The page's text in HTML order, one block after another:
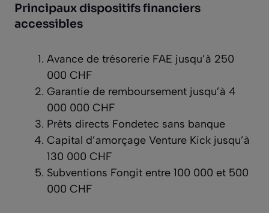
Principaux dispositifs financiers
accessibles
Avance de trésorerie FAE jusqu’à 250
000 CHF
Garantie de remboursement jusqu’à 4
000 000 CHF
Prêts directs Fondetec sans banque
Capital d’amorçage Venture Kick jusqu’à
130 000 CHF
Subventions Fongit entre 100 000 et 500
000 CHF